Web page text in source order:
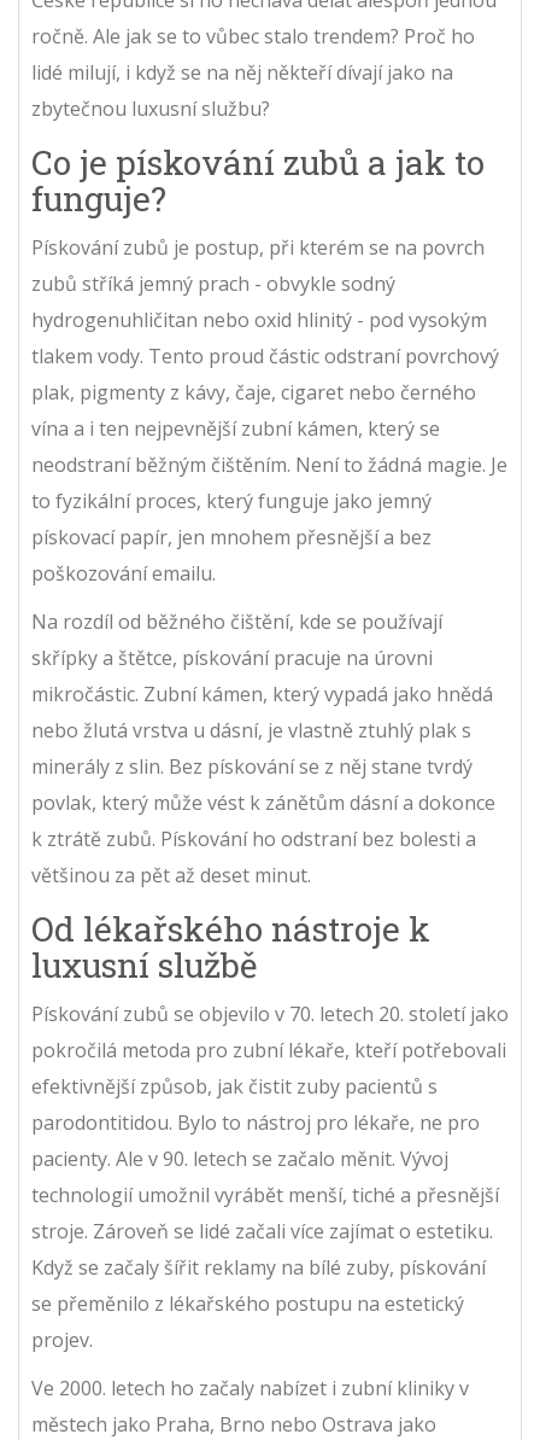
ročně. Ale jak se to vůbec stalo trendem? Proč ho
lidé milují, i když se na něj někteří dívají jako na
zbytečnou luxusní službu?
Co je pískování zubů a jak to
funguje?
Pískování zubů je postup, při kterém se na povrch
zubů stříká jemný prach - obvykle sodný
hydrogenuhličitan nebo oxid hlinitý - pod vysokým
tlakem vody. Tento proud částic odstraní povrchový
plak, pigmenty z kávy, čaje, cigaret nebo černého
vína a i ten nejpevnější zubní kámen, který se
neodstraní běžným čištěním. Není to žádná magie. Je
to fyzikální proces, který funguje jako jemný
pískovací papír, jen mnohem přesnější a bez
poškozování emailu.
Na rozdíl od běžného čištění, kde se používají
skřípky a štětce, pískování pracuje na úrovni
mikročástic. Zubní kámen, který vypadá jako hnědá
nebo žlutá vrstva u dásní, je vlastně ztuhlý plak s
minerály z slin. Bez pískování se z něj stane tvrdý
povlak, který může vést k zánětům dásní a dokonce
k ztrátě zubů. Pískování ho odstraní bez bolesti a
většinou za pět až deset minut.
Od lékařského nástroje k
luxusní službě
Pískování zubů se objevilo v 70. letech 20. století jako
pokročilá metoda pro zubní lékaře, kteří potřebovali
efektivnější způsob, jak čistit zuby pacientů s
parodontitidou. Bylo to nástroj pro lékaře, ne pro
pacienty. Ale v 90. letech se začalo měnit. Vývoj
technologií umožnil vyrábět menší, tiché a přesnější
stroje. Zároveň se lidé začali více zajímat o estetiku.
Když se začaly šířit reklamy na bílé zuby, pískování
se přeměnilo z lékařského postupu na estetický
projev.
Ve 2000. letech ho začaly nabízet i zubní kliniky v
městech jako Praha, Brno nebo Ostrava jako